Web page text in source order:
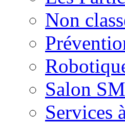
Non
Salon
Services